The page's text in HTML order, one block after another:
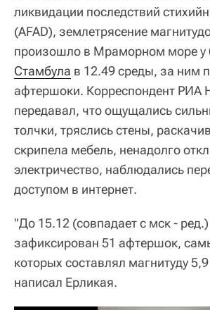
ликвидации последствий
(AFAD), землетрясение
произошло в Мраморном море у
Стамбула в 12.49 среды, за ним
афтершоки. Корреспондент РИА
передавал, что ощущались
толчки, тряслись стены,
скрипела мебель, ненадолго
электричество, наблюдались
доступом в интернет.
"До 15.12 (совпадает с мск -
зафиксирован 51 афтершок,
которых составлял магнитуду
написал Ерликая.